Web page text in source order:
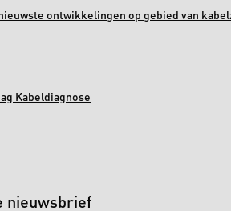
ontwikkelingen op gebied van
Kabeldiagnose
nieuwsbrief